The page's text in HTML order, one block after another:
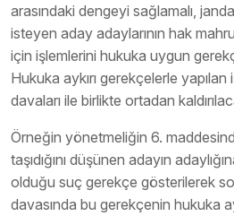
arasındaki dengeyi sağlamalı,
isteyen aday adaylarının hak
için işlemlerini hukuka uygun
Hukuka aykırı gerekçelerle
davaları ile birlikte ortadan
Örneğin yönetmeliğin 6.
taşıdığını düşünen adayın
olduğu suç gerekçe gösterilerek
davasında bu gerekçenin hukuka